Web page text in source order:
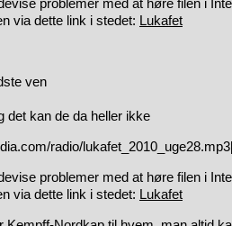
problemer med at høre filen i
via dette link i stedet: Lukafet
ven
det kan de da heller ikke
radio/
problemer med at høre filen i
via dette link i stedet: Lukafet